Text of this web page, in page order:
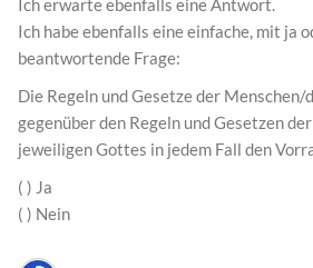
Ich erwarte ebenfalls eine Antwort.
Ich habe ebenfalls eine einfache, mit ja
beantwortende Frage:
Die Regeln und Gesetze der Menschen/
gegenüber den Regeln und Gesetzen
jeweiligen Gottes in jedem Fall den
( ) Ja
( ) Nein